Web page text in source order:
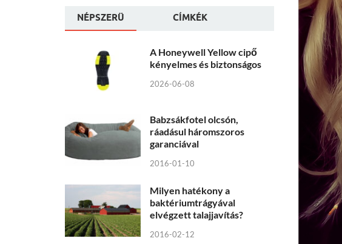
NÉPSZERÜ CÍMKÉK
A Honeywell Yellow cipő
kényelmes és biztonságos
2026-06-08
Babzsákfotel olcsón,
ráadásul háromszoros
garanciával
2016-01-10
Milyen hatékony a
baktériumtrágyával
elvégzett talajjavítás?
2016-02-12